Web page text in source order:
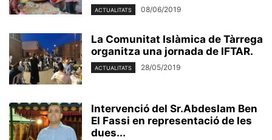
ACTUALITATS 08/06/2019
La Comunitat Islàmica de Tàrrega
organitza una jornada de IFTAR.
ACTUALITATS 28/05/2019
Intervenció del Sr.Abdeslam Ben
El Fassi en representació de les
dues...